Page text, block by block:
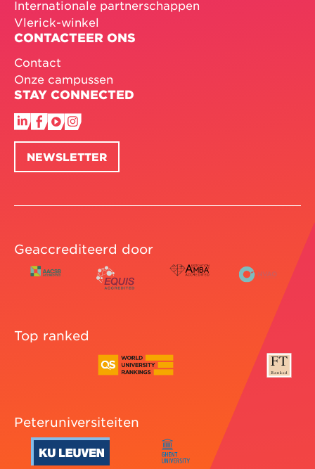
Internationale partnerschappen
Vlerick-winkel
CONTACTEER ONS
Contact
Onze campussen
STAY CONNECTED
NEWSLETTER
Geaccrediteerd door
Top ranked
Peteruniversiteiten